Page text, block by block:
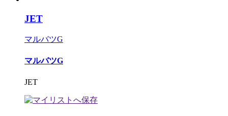
JET
マルバツG
マルバツG
JET